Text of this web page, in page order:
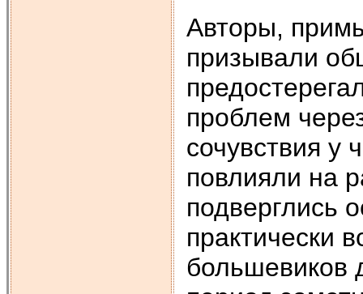
Авторы,
призывали
проблем
сочувствия у
повлияли на
подверглись
практически
большевиков